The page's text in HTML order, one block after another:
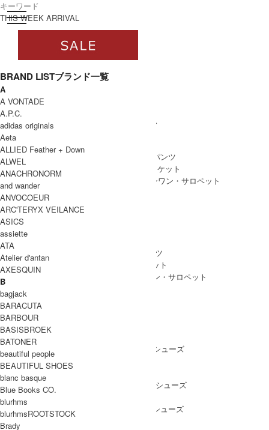
toggle navigation
ログイン
すべて
WOMEN
WOMEN ALL ITEM
/ ワンピース
SKIRT
BOTTOMS
/ ボトムス・パンツ
/ アウター・ジャケット
/ オールインワン・サロペット
MEN
MEN ALL ITEM
/ ボトムス・パンツ
/ アウター・ジャケット
/ オールインワン・サロペット
SHOES
SHOES ALL ITEM
/ ドレスシューズ
BOOTS
PUMPS
/ バレエシューズ
OTHER SHOES
/ その他シューズ
THIS WEEK ARRIVAL
BRAND LISTブランド一覧
A
A VONTADE
A.P.C.
adidas originals
Aeta
ALLIED Feather + Down
ALWEL
ANACHRONORM
and wander
ANVOCOEUR
ARC'TERYX VEILANCE
ASICS
assiette
ATA
Atelier d'antan
AXESQUIN
B
bagjack
BARACUTA
BARBOUR
BASISBROEK
BATONER
beautiful people
BEAUTIFUL SHOES
blanc basque
Blue Books CO.
blurhms
blurhmsROOTSTOCK
Brady